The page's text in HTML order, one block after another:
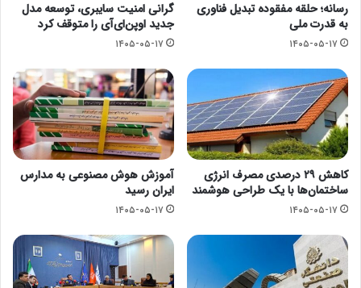
رسانه؛ حلقه مفقوده تبدیل فناوری
به قدرت ملی
۱۴۰۵-۰۵-۱۷
گرانی امنیت سایبری، توسعه مدل
جدید اوپن‌ای‌آی را متوقف کرد
۱۴۰۵-۰۵-۱۷
کاهش ۲۹ درصدی مصرف انرژی
ساختمان‌ها با یک طراحی هوشمند
۱۴۰۵-۰۵-۱۷
آموزش هوش مصنوعی به مدارس
ایران رسید
۱۴۰۵-۰۵-۱۷